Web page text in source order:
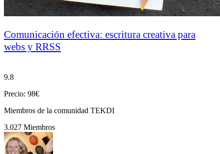
Comunicación efectiva: escritura creativa para
webs y RRSS
9.8
Precio: 98€
Miembros de la comunidad TEKDI
3.027 Miembros